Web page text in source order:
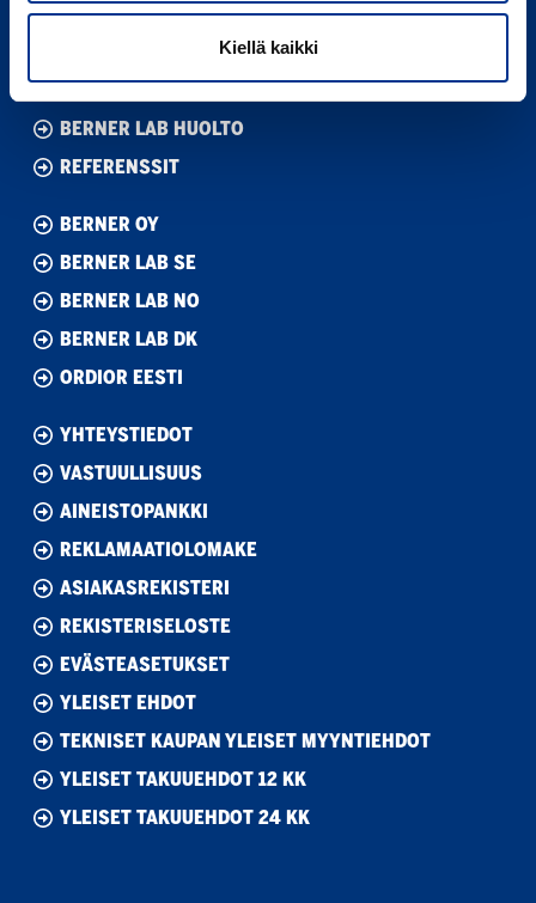
Kiellä kaikki
VALMISTAJAT
DEMOLABORATORIO
BERNER LAB HUOLTO
REFERENSSIT
BERNER OY
BERNER LAB SE
BERNER LAB NO
BERNER LAB DK
ORDIOR EESTI
YHTEYSTIEDOT
VASTUULLISUUS
AINEISTOPANKKI
REKLAMAATIOLOMAKE
ASIAKASREKISTERI
REKISTERISELOSTE
EVÄSTEASETUKSET
YLEISET EHDOT
TEKNISET KAUPAN YLEISET MYYNTIEHDOT
YLEISET TAKUUEHDOT 12 KK
YLEISET TAKUUEHDOT 24 KK